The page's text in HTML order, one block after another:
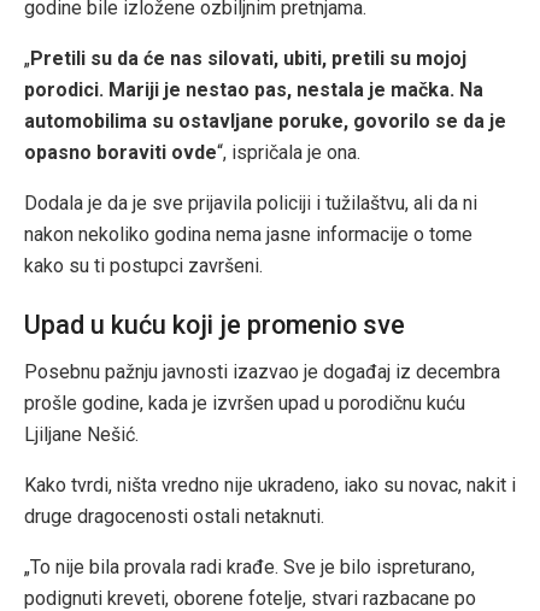
godine bile izložene ozbiljnim pretnjama.
„Pretili su da će nas silovati, ubiti, pretili su mojoj
porodici. Mariji je nestao pas, nestala je mačka. Na
automobilima su ostavljane poruke, govorilo se da je
opasno boraviti ovde“, ispričala je ona.
Dodala je da je sve prijavila policiji i tužilaštvu, ali da ni
nakon nekoliko godina nema jasne informacije o tome
kako su ti postupci završeni.
Upad u kuću koji je promenio sve
Posebnu pažnju javnosti izazvao je događaj iz decembra
prošle godine, kada je izvršen upad u porodičnu kuću
Ljiljane Nešić.
Kako tvrdi, ništa vredno nije ukradeno, iako su novac, nakit i
druge dragocenosti ostali netaknuti.
„To nije bila provala radi krađe. Sve je bilo ispreturano,
podignuti kreveti, oborene fotelje, stvari razbacane po